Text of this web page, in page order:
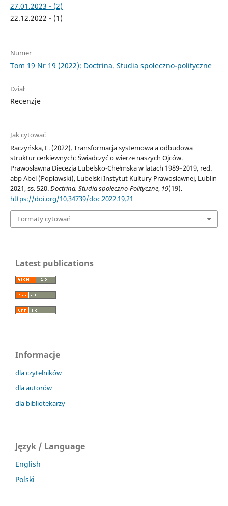
27.01.2023 - (2)
22.12.2022 - (1)
Numer
Tom 19 Nr 19 (2022): Doctrina. Studia społeczno-polityczne
Dział
Recenzje
Jak cytować
Raczyńska, E. (2022). Transformacja systemowa a odbudowa
struktur cerkiewnych: Świadczyć o wierze naszych Ojców.
Prawosławna Diecezja Lubelsko-Chełmska w latach 1989–2019, red.
abp Abel (Popławski), Lubelski Instytut Kultury Prawosławnej, Lublin
2021, ss. 520.Doctrina. Studia społeczno-Polityczne, 19(19).
https://doi.org/10.34739/doc.2022.19.21
Formaty cytowań
Latest publications
Informacje
dla czytelników
dla autorów
dla bibliotekarzy
Język / Language
English
Polski